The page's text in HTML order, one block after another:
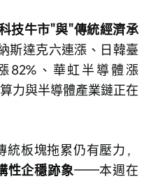
技牛市"與"傳統經濟承
斯達克六連漲、日韓臺
82%、華虹半導體漲
力與半導體產業鏈正在
板塊拖累仍有壓力，
性企穩跡象——本週在